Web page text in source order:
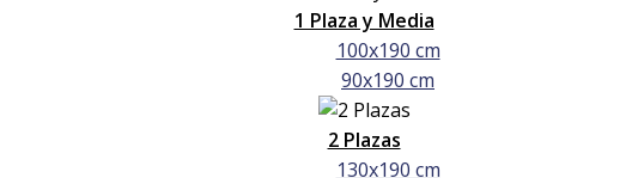
1 Plaza y Media
100x190 cm
90x190 cm
2 Plazas
130x190 cm